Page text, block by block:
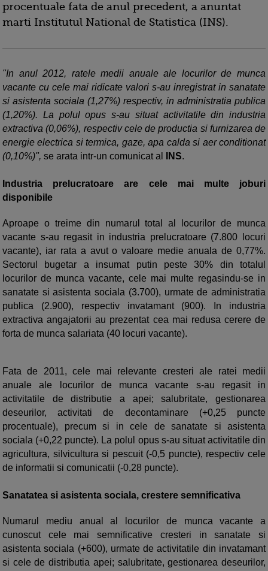
procentuale fata de anul precedent, a anuntat
marti Institutul National de Statistica (INS).
"In anul 2012, ratele medii anuale ale locurilor de munca
vacante cu cele mai ridicate valori s-au inregistrat in sanatate
si asistenta sociala (1,27%) respectiv, in administratia publica
(1,20%). La polul opus s-au situat activitatile din industria
extractiva (0,06%), respectiv cele de productia si furnizarea de
energie electrica si termica, gaze, apa calda si aer conditionat
(0,10%)", se arata intr-un comunicat al INS.
Industria prelucratoare are cele mai multe joburi
disponibile
Aproape o treime din numarul total al locurilor de munca
vacante s-au regasit in industria prelucratoare (7.800 locuri
vacante), iar rata a avut o valoare medie anuala de 0,77%.
Sectorul bugetar a insumat putin peste 30% din totalul
locurilor de munca vacante, cele mai multe regasindu-se in
sanatate si asistenta sociala (3.700), urmate de administratia
publica (2.900), respectiv invatamant (900). In industria
extractiva angajatorii au prezentat cea mai redusa cerere de
forta de munca salariata (40 locuri vacante).
Fata de 2011, cele mai relevante cresteri ale ratei medii
anuale ale locurilor de munca vacante s-au regasit in
activitatile de distributie a apei; salubritate, gestionarea
deseurilor, activitati de decontaminare (+0,25 puncte
procentuale), precum si in cele de sanatate si asistenta
sociala (+0,22 puncte). La polul opus s-au situat activitatile din
agricultura, silvicultura si pescuit (-0,5 puncte), respectiv cele
de informatii si comunicatii (-0,28 puncte).
Sanatatea si asistenta sociala, crestere semnificativa
Numarul mediu anual al locurilor de munca vacante a
cunoscut cele mai semnificative cresteri in sanatate si
asistenta sociala (+600), urmate de activitatile din invatamant
si cele de distributia apei; salubritate, gestionarea deseurilor,